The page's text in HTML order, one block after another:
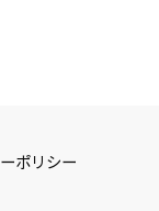
ポリシー